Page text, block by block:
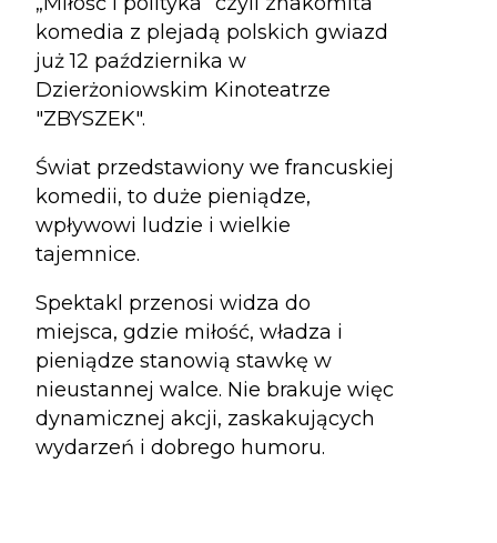
komedia z plejadą polskich gwiazd
już 12 października w
Dzierżoniowskim Kinoteatrze
"ZBYSZEK".
Świat przedstawiony we francuskiej
komedii, to duże pieniądze,
wpływowi ludzie i wielkie
tajemnice.
Spektakl przenosi widza do
miejsca, gdzie miłość, władza i
pieniądze stanowią stawkę w
nieustannej walce. Nie brakuje więc
dynamicznej akcji, zaskakujących
wydarzeń i dobrego humoru.